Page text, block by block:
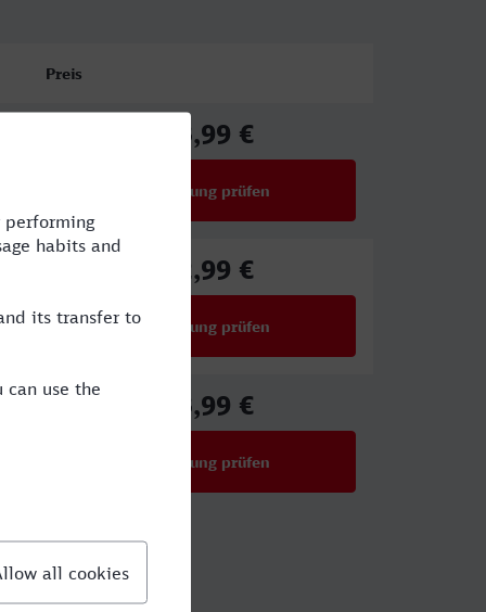
Preis
23,99 €
Verbindung prüfen
22,99 €
Verbindung prüfen
23,99 €
Verbindung prüfen